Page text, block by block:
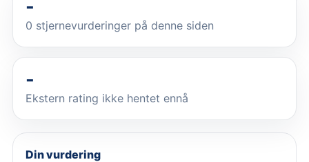
-
0 stjernevurderinger på denne siden
-
Ekstern rating ikke hentet ennå
Din vurdering